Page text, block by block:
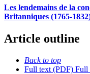
Les lendemains de la
Britanniques (1765-
Article outline
Back to top
Full text (PDF) Full